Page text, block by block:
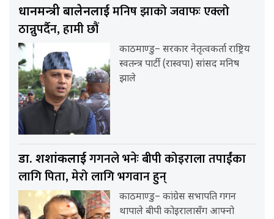
प्रधानमन्त्री बालेनलाईमनिष झाको जवाफः एक्लो
ठान्नुपर्दैन, हामी छौं
काठमाण्डु– सरकार नेतृत्वकर्ता राष्ट्रिय
स्वतन्त्र पार्टी (रास्वपा) सांसद मनिष
झाले
डा. शशांकलाईगगनले भनेः बीपी कोइराला तपाईंका
लागि पिता, मेरो लागि भगवान हुन्
काठमाण्डु– कांग्रेस सभापति गगन
थापाले बीपी कोइरालासँग आफ्नो